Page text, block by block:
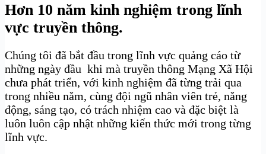
Hơn 10 năm kinh nghiệm trong lĩnh
vực truyền thông.
Chúng tôi đã bắt đầu trong lĩnh vực quảng cáo từ
những ngày đầu khi mà truyền thông Mạng Xã Hội
chưa phát triển, với kinh nghiệm đã từng trải qua
trong nhiều năm, cùng đội ngũ nhân viên trẻ, năng
động, sáng tạo, có trách nhiệm cao và đặc biệt là
luôn luôn cập nhật những kiến thức mới trong từng
lĩnh vực.